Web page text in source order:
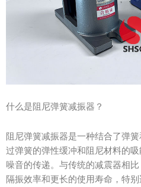
什么是阻尼弹簧减振器？
阻尼弹簧减振器是一种结合了弹
过弹簧的弹性缓冲和阻尼材料的吸
噪音的传递。与传统的减震器相
隔振效率和更长的使用寿命，特